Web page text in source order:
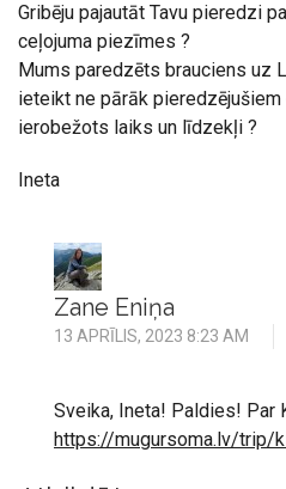
Gribēju pajautāt Tavu pieredzi
ceļojuma piezīmes ?
Mums paredzēts brauciens uz
ieteikt ne pārāk
ierobežots laiks un līdzekļi ?
Ineta
Zane Eniņa
13 APRĪLIS, 2023 8:23 AM
Sveika, Ineta! Paldies! Par
https://mugursoma.lv/trip/